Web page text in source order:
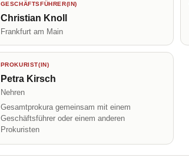
GESCHÄFTSFÜHRER(IN)
Christian Knoll
Frankfurt am Main
PROKURIST(IN)
Petra Kirsch
Nehren
Gesamtprokura gemeinsam mit einem
Geschäftsführer oder einem anderen
Prokuristen